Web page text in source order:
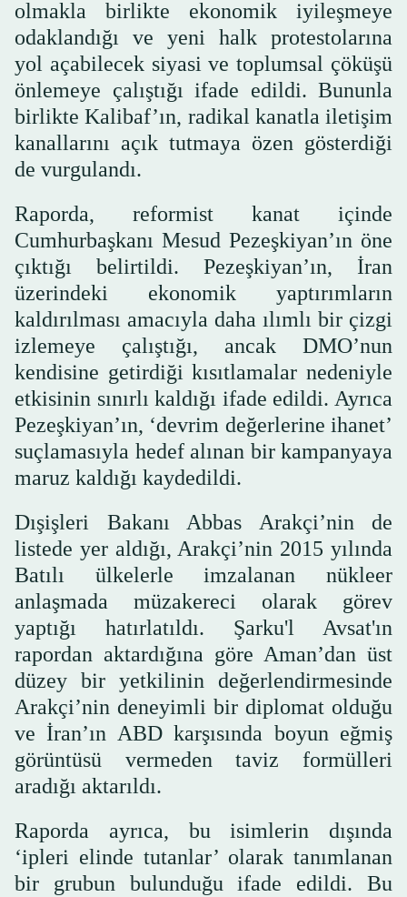
olmakla birlikte ekonomik iyileşmeye
odaklandığı ve yeni halk protestolarına
yol açabilecek siyasi ve toplumsal çöküşü
önlemeye çalıştığı ifade edildi. Bununla
birlikte Kalibaf’ın, radikal kanatla iletişim
kanallarını açık tutmaya özen gösterdiği
de vurgulandı.
Raporda, reformist kanat içinde
Cumhurbaşkanı Mesud Pezeşkiyan’ın öne
çıktığı belirtildi. Pezeşkiyan’ın, İran
üzerindeki ekonomik yaptırımların
kaldırılması amacıyla daha ılımlı bir çizgi
izlemeye çalıştığı, ancak DMO’nun
kendisine getirdiği kısıtlamalar nedeniyle
etkisinin sınırlı kaldığı ifade edildi. Ayrıca
Pezeşkiyan’ın, ‘devrim değerlerine ihanet’
suçlamasıyla hedef alınan bir kampanyaya
maruz kaldığı kaydedildi.
Dışişleri Bakanı Abbas Arakçi’nin de
listede yer aldığı, Arakçi’nin 2015 yılında
Batılı ülkelerle imzalanan nükleer
anlaşmada müzakereci olarak görev
yaptığı hatırlatıldı. Şarku'l Avsat'ın
rapordan aktardığına göre Aman’dan üst
düzey bir yetkilinin değerlendirmesinde
Arakçi’nin deneyimli bir diplomat olduğu
ve İran’ın ABD karşısında boyun eğmiş
görüntüsü vermeden taviz formülleri
aradığı aktarıldı.
Raporda ayrıca, bu isimlerin dışında
‘ipleri elinde tutanlar’ olarak tanımlanan
bir grubun bulunduğu ifade edildi. Bu